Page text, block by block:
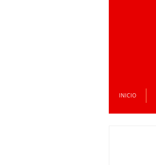
INICIO